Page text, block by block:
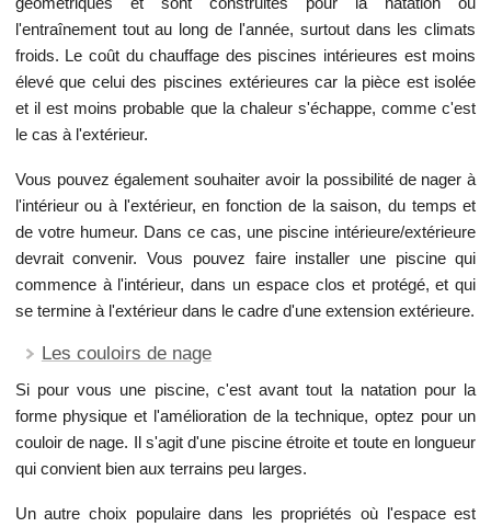
l'entraînement tout au long de l'année, surtout dans les climats
froids. Le coût du chauffage des piscines intérieures est moins
élevé que celui des piscines extérieures car la pièce est isolée
et il est moins probable que la chaleur s'échappe, comme c'est
le cas à l'extérieur.
Vous pouvez également souhaiter avoir la possibilité de nager à
l'intérieur ou à l'extérieur, en fonction de la saison, du temps et
de votre humeur. Dans ce cas, une piscine intérieure/extérieure
devrait convenir. Vous pouvez faire installer une piscine qui
commence à l'intérieur, dans un espace clos et protégé, et qui
se termine à l'extérieur dans le cadre d'une extension extérieure.
Les couloirs de nage
Si pour vous une piscine, c'est avant tout la natation pour la
forme physique et l'amélioration de la technique, optez pour un
couloir de nage. Il s'agit d'une piscine étroite et toute en longueur
qui convient bien aux terrains peu larges.
Un autre choix populaire dans les propriétés où l'espace est